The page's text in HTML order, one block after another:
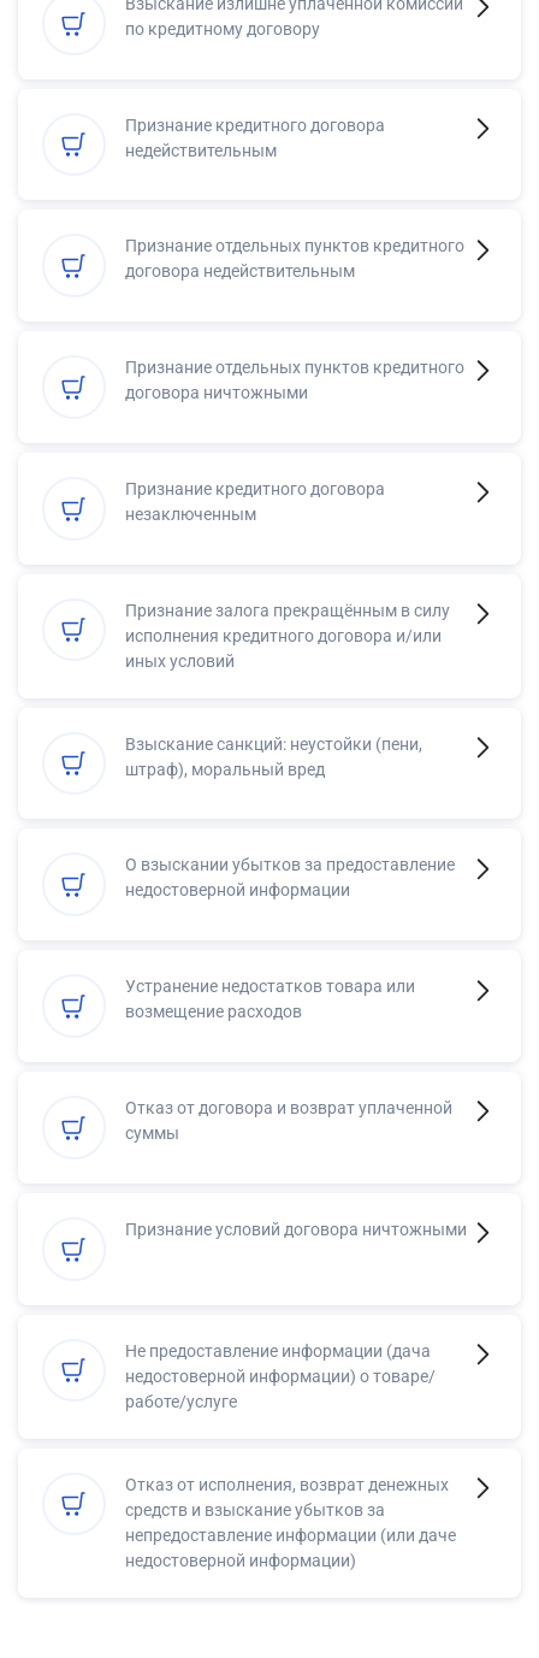
по кредитному договору
Признание кредитного договора
недействительным
Признание отдельных пунктов кредитного
договора недействительным
Признание отдельных пунктов кредитного
договора ничтожными
Признание кредитного договора
незаключенным
Признание залога прекращённым в силу
исполнения кредитного договора и/или
иных условий
Взыскание санкций: неустойки (пени,
штраф), моральный вред
О взыскании убытков за предоставление
недостоверной информации
Устранение недостатков товара или
возмещение расходов
Отказ от договора и возврат уплаченной
суммы
Признание условий договора ничтожными
Не предоставление информации (дача
недостоверной информации) о товаре/
работе/услуге
Отказ от исполнения, возврат денежных
средств и взыскание убытков за
непредоставление информации (или даче
недостоверной информации)